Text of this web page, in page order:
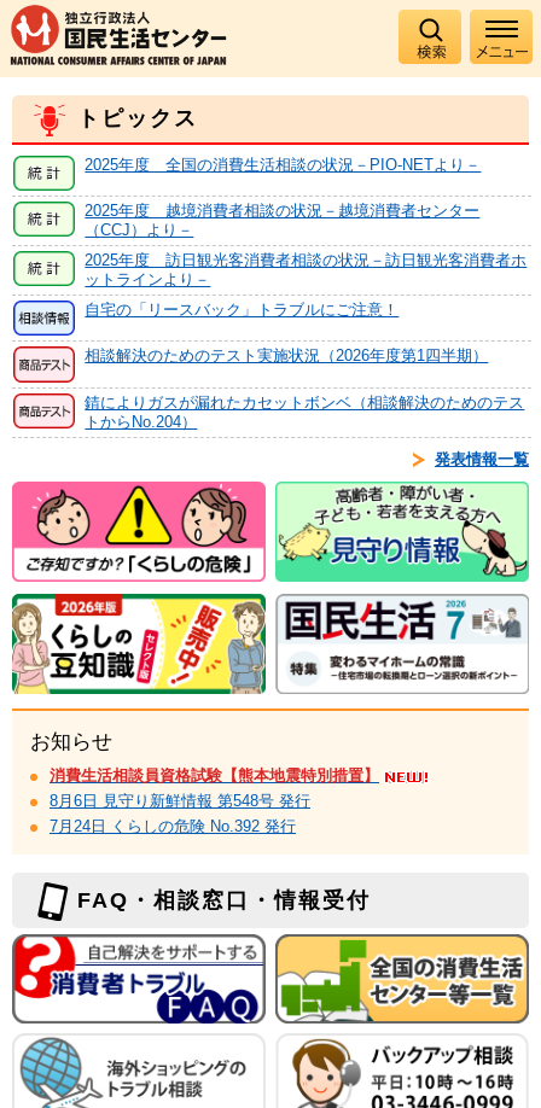
トピックス
2025年度 全国の消費生活相談の状況－PIO-NETより－
2025年度 越境消費者相談の状況－越境消費者センター
（CCJ）より－
2025年度 訪日観光客消費者相談の状況－訪日観光客消費者ホ
ットラインより－
自宅の「リースバック」トラブルにご注意！
相談解決のためのテスト実施状況（2026年度第1四半期）
錆によりガスが漏れたカセットボンベ（相談解決のためのテス
トからNo.204）
発表情報一覧
お知らせ
消費生活相談員資格試験【熊本地震特別措置】
8月6日 見守り新鮮情報 第548号 発行
7月24日 くらしの危険 No.392 発行
FAQ・相談窓口・情報受付